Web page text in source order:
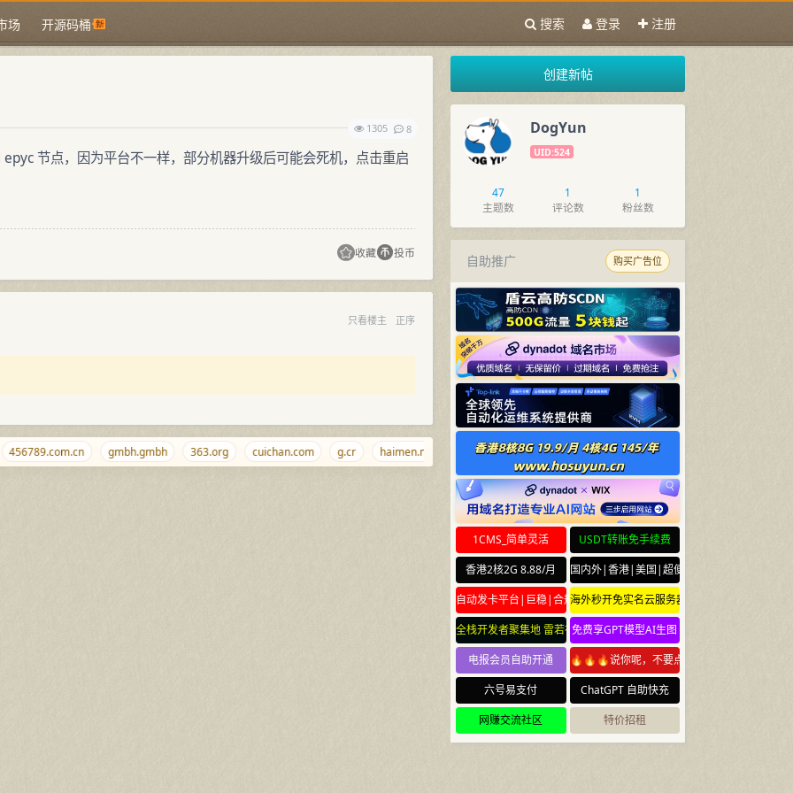
场 开源码桶 搜索 登录 注册
1305 8
节点，因为平台不一样，部分机器升级后可能会死机，点击重启
收藏 投币
只看楼主 正序
gmbh.gmbh 363.org cuichan.com g.cr haimen.net ispisp.com hanhaixingchen.com domain.email
创建新帖
DogYun
UID:524
47
主题数
1
评论数
1
粉丝数
自助推广 购买广告位
1CMS_简单灵活
USDT转账免手续费
香港2核2G 8.88/月
国内外|香港|美国|超便宜云服务器
自动发卡平台|巨稳|合规海外秒开免实名云服务器
全栈开发者聚集地 雷若社区 leiruo.com
免费享GPT模型AI生图
电报会员自助开通
🔥🔥🔥说你呢，不要点🔥🔥🔥
六号易支付
ChatGPT 自助快充
网赚交流社区
特价招租